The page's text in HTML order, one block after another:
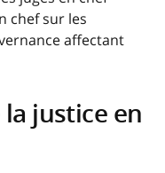
chef sur les
affectant
justice en